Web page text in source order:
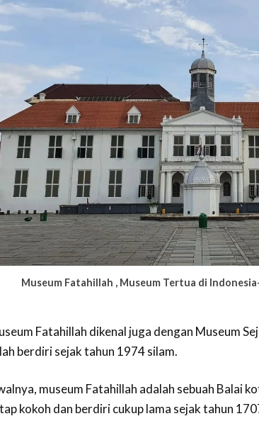
Museum Fatahillah , Museum Tertua di
Fatahillah dikenal juga dengan Museum
berdiri sejak tahun 1974 silam.
museum Fatahillah adalah sebuah Balai
kokoh dan berdiri cukup lama sejak tahun